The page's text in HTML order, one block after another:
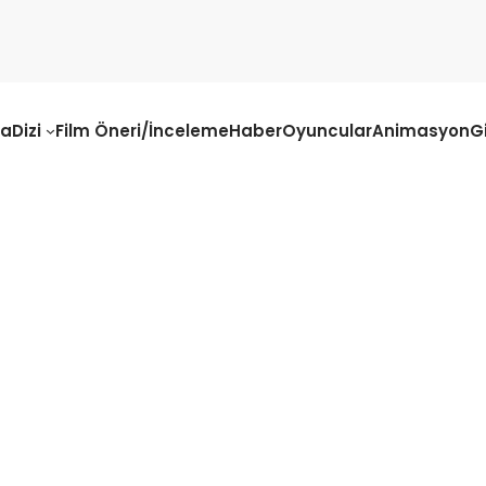
Dizi Film Öneri/İncelemeHaberOyuncularAnimasyon